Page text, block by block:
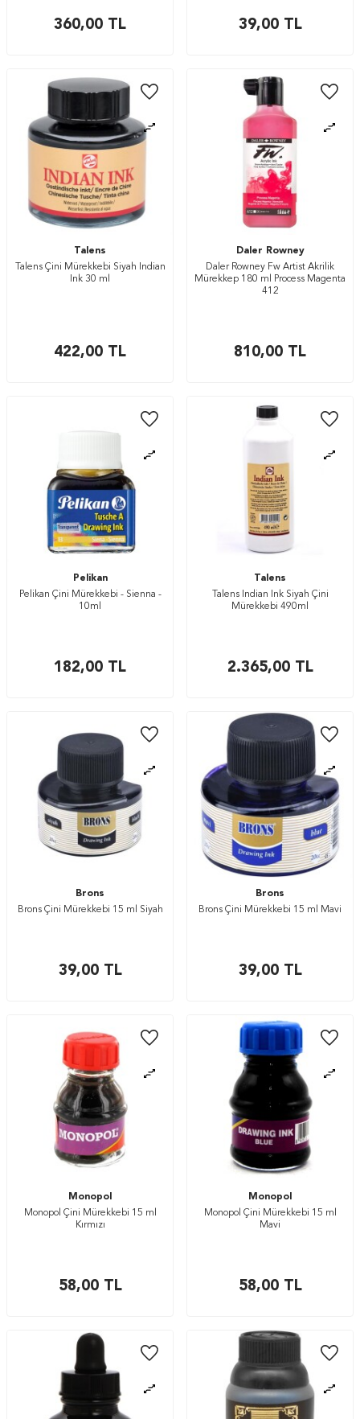
360,00 TL 39,00TL
Talens
Talens Çini Mürekkebi Siyah Indian
Ink 30 ml
422,00 TL
Daler Rowney
Daler Rowney Fw Artist Akrilik
Mürekkep 180 ml Process Magenta
412
810,00 TL
Pelikan
Pelikan Çini Mürekkebi - Sienna -
10ml
182,00 TL
Talens
Talens Indian Ink Siyah Çini
Mürekkebi 490ml
2.365,00TL
Brons
Brons Çini Mürekkebi 15 ml Siyah
39,00TL
Brons
Brons Çini Mürekkebi 15 ml Mavi
39,00TL
Monopol
Monopol Çini Mürekkebi 15 ml
Kırmızı
58,00TL
Monopol
Monopol Çini Mürekkebi 15 ml
Mavi
58,00TL